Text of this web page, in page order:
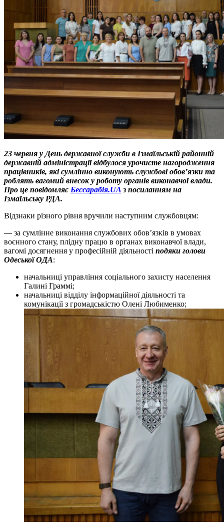
23 червня у День державної служби в Ізмаїльській районній
державній адміністрації відбулося урочисте нагородження
працівників, які сумлінно виконують службові обов’язки та
роблять вагомий внесок у роботу органів виконавчої влади.
Про це повідомляє Бессарабія.UA з посиланням на
Ізмаїльську РДА.
Відзнаки різного рівня вручили наступним службовцям:
— за сумлінне виконання службових обов’язків в умовах
воєнного стану, плідну працю в органах виконавчої влади,
вагомі досягнення у професійній діяльності подяки голови
Одеської ОДА:
начальниці управління соціального захисту населення
Галині Граммі;
начальниці відділу інформаційної діяльності та
комунікації з громадськістю Олені Любименко;